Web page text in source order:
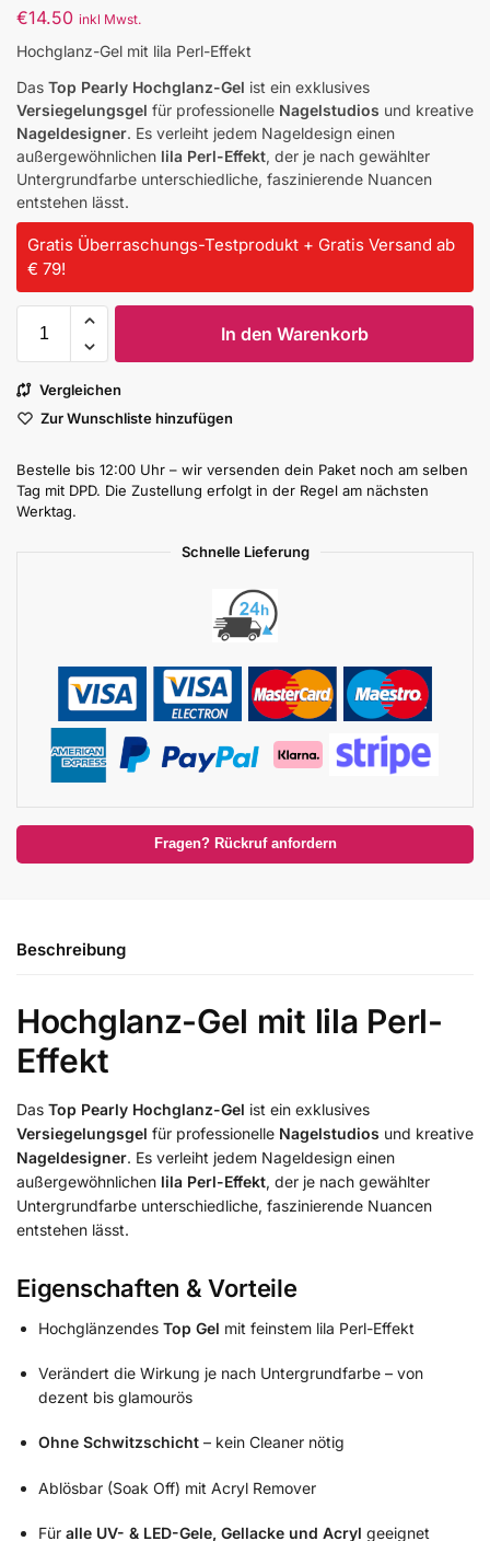
€14.50 inkl Mwst.
Hochglanz-Gel mit lila Perl-Effekt
Das Top Pearly Hochglanz-Gel ist ein exklusives
Versiegelungsgel für professionelle Nagelstudios und kreative
Nageldesigner. Es verleiht jedem Nageldesign einen
außergewöhnlichen lila Perl-Effekt, der je nach gewählter
Untergrundfarbe unterschiedliche, faszinierende Nuancen
entstehen lässt.
Gratis Überraschungs-Testprodukt + Gratis Versand ab
€ 79!
In den Warenkorb
Vergleichen
Zur Wunschliste hinzufügen
Bestelle bis 12:00 Uhr – wir versenden dein Paket noch am selben
Tag mit DPD. Die Zustellung erfolgt in der Regel am nächsten
Werktag.
Schnelle Lieferung
Fragen? Rückruf anfordern
Beschreibung
Hochglanz-Gel mit lila Perl-
Effekt
Das Top Pearly Hochglanz-Gel ist ein exklusives
Versiegelungsgel für professionelle Nagelstudios und kreative
Nageldesigner. Es verleiht jedem Nageldesign einen
außergewöhnlichen lila Perl-Effekt, der je nach gewählter
Untergrundfarbe unterschiedliche, faszinierende Nuancen
entstehen lässt.
Eigenschaften & Vorteile
Hochglänzendes Top Gel mit feinstem lila Perl-Effekt
Verändert die Wirkung je nach Untergrundfarbe – von
dezent bis glamourös
Ohne Schwitzschicht – kein Cleaner nötig
Ablösbar (Soak Off) mit Acryl Remover
Für alle UV- & LED-Gele, Gellacke und Acryl geeignet